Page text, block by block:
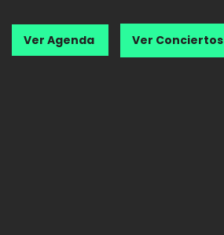
Ver Agenda Ver Conciertos